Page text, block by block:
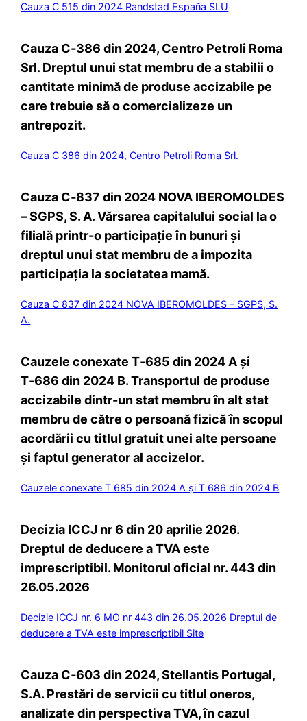
Cauza C 515 din 2024 Randstad España SLU
Cauza C‑386 din 2024, Centro Petroli Roma
Srl. Dreptul unui stat membru de a stabilii o
cantitate minimă de produse accizabile pe
care trebuie să o comercializeze un
antrepozit.
Cauza C 386 din 2024, Centro Petroli Roma Srl.
Cauza C‑837 din 2024 NOVA IBEROMOLDES
– SGPS, S. A. Vărsarea capitalului social la o
filială printr-o participație în bunuri și
dreptul unui stat membru de a impozita
participația la societatea mamă.
Cauza C 837 din 2024 NOVA IBEROMOLDES – SGPS, S.
A.
Cauzele conexate T‑685 din 2024 A și
T‑686 din 2024 B. Transportul de produse
accizabile dintr-un stat membru în alt stat
membru de către o persoană fizică în scopul
acordării cu titlul gratuit unei alte persoane
și faptul generator al accizelor.
Cauzele conexate T 685 din 2024 A și T 686 din 2024 B
Decizia ICCJ nr 6 din 20 aprilie 2026.
Dreptul de deducere a TVA este
imprescriptibil. Monitorul oficial nr. 443 din
26.05.2026
Decizie ICCJ nr. 6 MO nr 443 din 26.05.2026 Dreptul de
deducere a TVA este imprescriptibil Site
Cauza C‑603 din 2024, Stellantis Portugal,
S.A. Prestări de servicii cu titlul oneros,
analizate din perspectiva TVA, în cazul